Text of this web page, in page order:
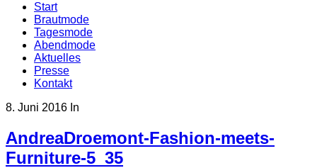
Start
Brautmode
Tagesmode
Abendmode
Aktuelles
Presse
Kontakt
8. Juni 2016 In
AndreaDroemont-Fashion-meets-
Furniture-5_35